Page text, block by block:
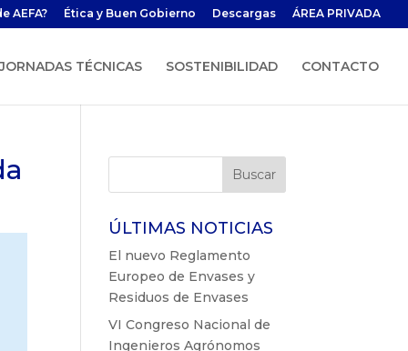
AEFA? Ética y Buen Gobierno Descargas ÁREA PRIVADA
JORNADAS TÉCNICAS SOSTENIBILIDAD CONTACTO
ÚLTIMAS NOTICIAS
El nuevo Reglamento
Europeo de Envases y
Residuos de Envases
VI Congreso Nacional de
Ingenieros Agrónomos